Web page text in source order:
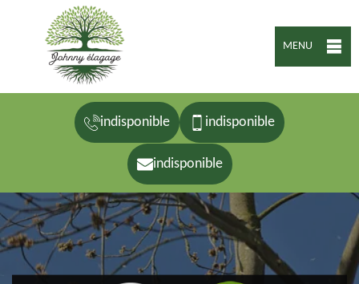
MENU
indisponible indisponible
indisponible